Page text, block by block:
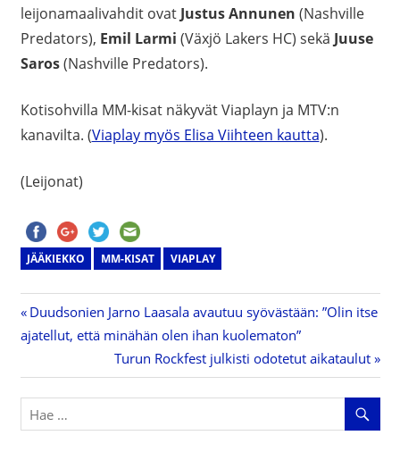
leijonamaalivahdit ovat Justus Annunen (Nashville
Predators), Emil Larmi (Växjö Lakers HC) sekä Juuse
Saros(Nashville Predators).
Kotisohvilla MM-kisat näkyvät Viaplayn ja MTV:n
kanavilta. (Viaplay myös Elisa Viihteen kautta).
(Leijonat)
JÄÄKIEKKO MM-KISAT VIAPLAY
Artikkelien
selaus
Previous
Post:
Duudsonien Jarno Laasala avautuu syövästään: ”Olin itse
ajatellut, että minähän olen ihan kuolematon”
Next
Post:
Turun Rockfest julkisti odotetut aikataulut